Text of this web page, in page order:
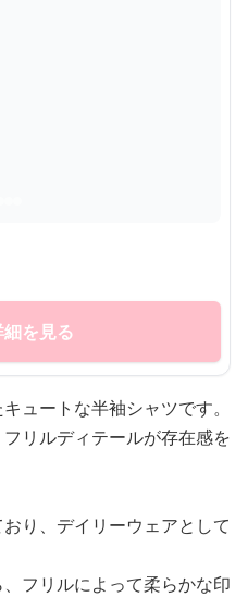
を見る
ュートな半袖シャツです。
リルディテールが存在感を
り、デイリーウェアとして
フリルによって柔らかな印